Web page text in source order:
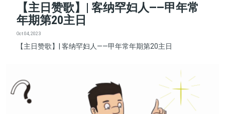
【主日赞歌】| 客纳罕妇人——甲年常
年期第20主日
Oct 04, 2023
【主日赞歌】| 客纳罕妇人——甲年常年期第20主日